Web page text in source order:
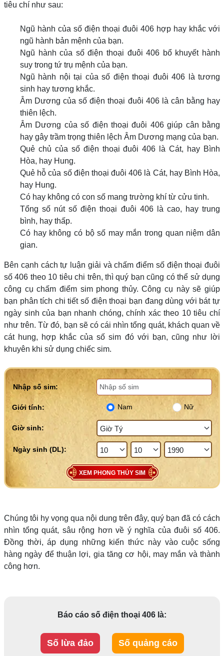
tiêu chí như sau:
Ngũ hành của số điện thoại đuôi 406 hợp hay khắc với
ngũ hành bản mệnh của bạn.
Ngũ hành của số điện thoại đuôi 406 bổ khuyết hành
suy trong tứ trụ mệnh của bạn.
Ngũ hành nội tại của số điện thoại đuôi 406 là tương
sinh hay tương khắc.
Âm Dương của số điện thoại đuôi 406 là cân bằng hay
thiên lệch.
Âm Dương của số điện thoại đuôi 406 giúp cân bằng
hay gây trầm trọng thiên lệch Âm Dương mạng của bạn.
Quẻ chủ của số điện thoại đuôi 406 là Cát, hay Bình
Hòa, hay Hung.
Quẻ hỗ của số điện thoại đuôi 406 là Cát, hay Bình Hòa,
hay Hung.
Có hay không có con số mang trường khí từ cửu tinh.
Tổng số nút số điện thoại đuôi 406 là cao, hay trung
bình, hay thấp.
Có hay không có bộ số may mắn trong quan niệm dân
gian.
Bên cạnh cách tự luận giải và chấm điểm số điện thoại đuôi
số 406 theo 10 tiêu chi trên, thì quý bạn cũng có thể sử dụng
công cụ chấm điểm sim phong thủy. Công cụ này sẽ giúp
bạn phân tích chi tiết số điện thoại bạn đang dùng với bát tự
ngày sinh của bạn nhanh chóng, chính xác theo 10 tiêu chí
như trên. Từ đó, bạn sẽ có cái nhìn tổng quát, khách quan về
cát hung, hợp khắc của số sim đó với bạn, cũng như lời
khuyên khi sử dụng chiếc sim.
Nhập số sim:
Giới tính: Nam Nữ
Giờ sinh:
XEM PHONG THỦY SIM
Chúng tôi hy vọng qua nội dung trên đây, quý bạn đã có cách
nhìn tổng quát, sâu rộng hơn về ý nghĩa của đuôi số 406.
Đồng thời, áp dụng những kiến thức này vào cuộc sống
hàng ngày để thuận lợi, gia tăng cơ hội, may mắn và thành
công hơn.
Báo cáo số điện thoại 406 là:
Số lừa đảo Số quảng cáo